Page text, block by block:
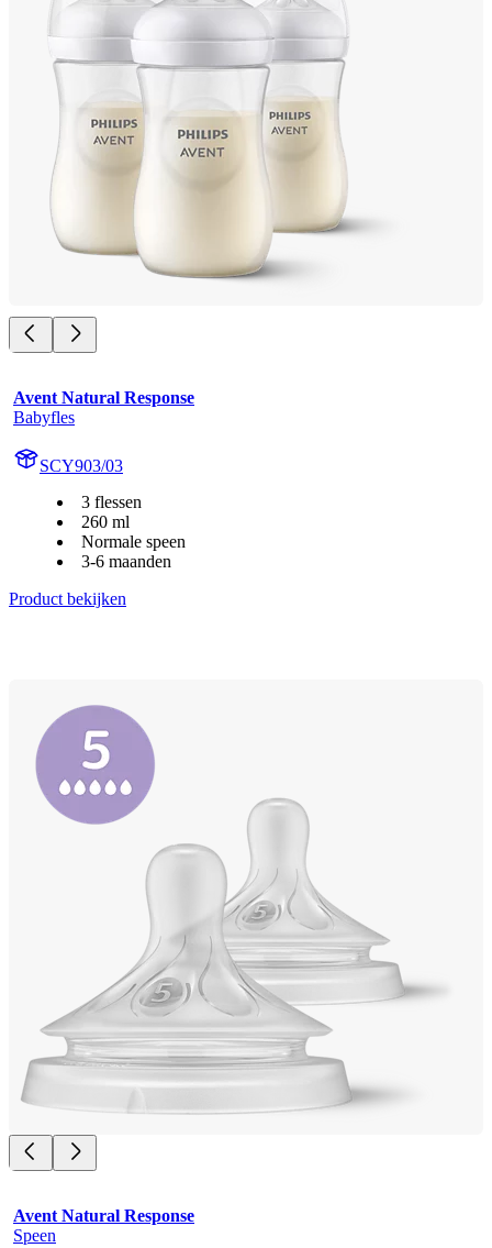
Avent Natural Response
Babyfles
SCY903/03
3 flessen
260 ml
Normale speen
3-6 maanden
Product bekijken
Avent Natural Response
Speen